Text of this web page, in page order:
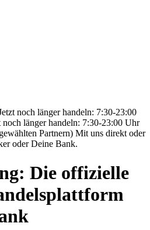
noch länger handeln: 7:30-23:00
noch länger handeln: 7:30-23:00 Uhr
Partnern) Mit uns direkt oder
oder Deine Bank.
Die offizielle